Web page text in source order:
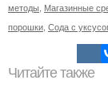
методы Магазинные
порошки Сода с
Читайте также